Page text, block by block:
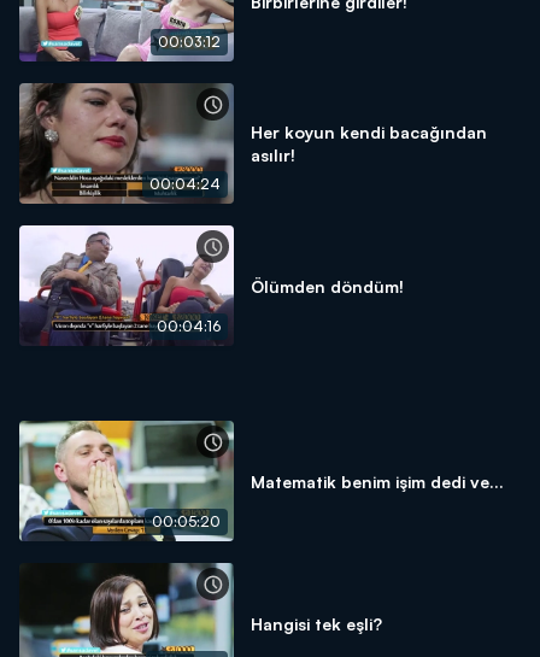
00:03:12
00:04:24
Her koyun kendi bacağından
asılır!
00:04:16
Ölümden döndüm!
00:05:20
Matematik benim işim dedi ve...
Hangisi tek eşli?